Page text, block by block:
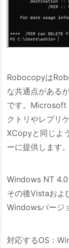
Robocopyは
な共通点がある
です。Microsoft
クトリやレプリ
XCopyと同じよ
ーに提供します。
Windows NT 4.0
その後Vistaお
Windowsバージ
対応するOS：